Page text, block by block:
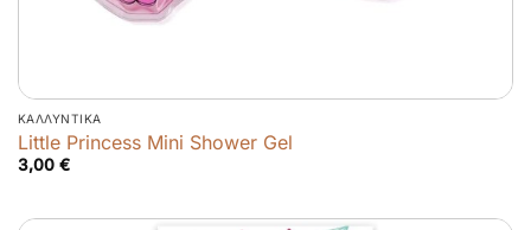
ΚΑΛΛΥΝΤΙΚΆ
Little Princess Mini Shower Gel
3,00 €